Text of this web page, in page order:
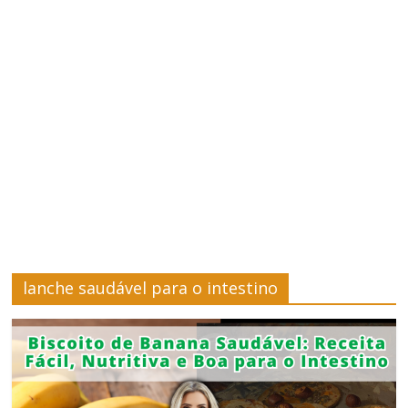
sobre
Cursos,
Finanças
e
Saúde
e
lanche saudável para o intestino